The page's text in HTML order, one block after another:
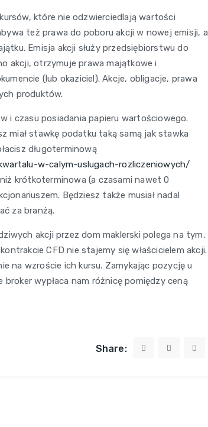
które nie odzwierciedlają wartości
też prawa do poboru akcji w nowej emisji, a
Emisja akcji służy przedsiębiorstwu do
akcji, otrzymuje prawa majątkowe i
(lub okaziciel). Akcje, obligacje, prawa
produktów.
i czasu posiadania papieru wartościowego.
miał stawkę podatku taką samą jak stawka
długoterminową
w-calym-uslugach-rozliczeniowych/
krótkoterminowa (a czasami nawet 0
Będziesz także musiał nadal
za branżą.
akcji przez dom maklerski polega na tym,
CFD nie stajemy się właścicielem akcji.
na wzroście ich kursu. Zamykając pozycję u
wypłaca nam różnicę pomiędzy ceną
Share: